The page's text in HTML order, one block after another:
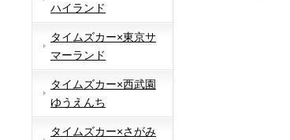
ハイランド
タイムズカー×東京サ
マーランド
タイムズカー×西武園
ゆうえんち
タイムズカー×さがみ